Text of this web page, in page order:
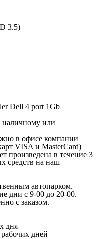
3.5)
Dell 4 port 1Gb
наличному или
в офисе компании
VISA и MasterCard)
произведена в течение 3
средств на наш
автопарком.
дни с 9-00 до 20-00.
с заказом.
дня
дней